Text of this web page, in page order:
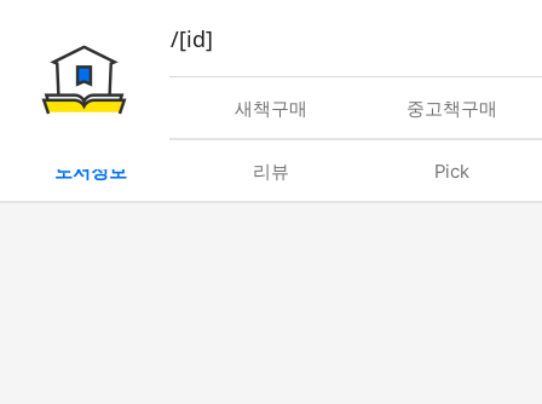
book/rent/[id]
대여 새책구매 중고책구매
도서정보 리뷰 Pick